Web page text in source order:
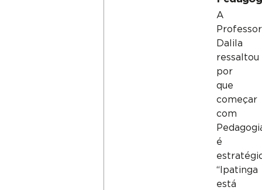
A
Dalila
ressaltou
por
que
começar
com
é
“Ipatinga
está